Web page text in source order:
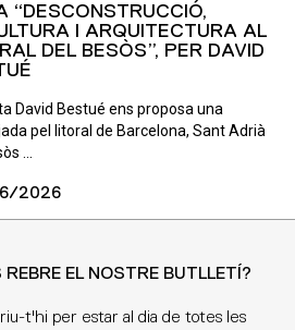
“DESCONSTRUCCIÓ,
I ARQUITECTURA AL
DEL BESÒS”, PER DAVID
David Bestué ens proposa una
pel litoral de Barcelona, Sant Adrià
...
2026
REBRE EL NOSTRE BUTLLETÍ?
t'hi per estar al dia de totes les